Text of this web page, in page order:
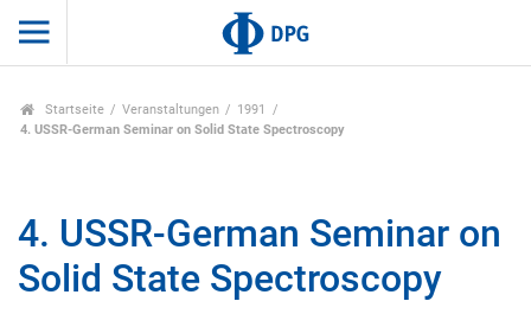
Startseite Veranstaltungen
1991
4. USSR-German Seminar on Solid State Spectroscopy
4. USSR-German Seminar on
Solid State Spectroscopy